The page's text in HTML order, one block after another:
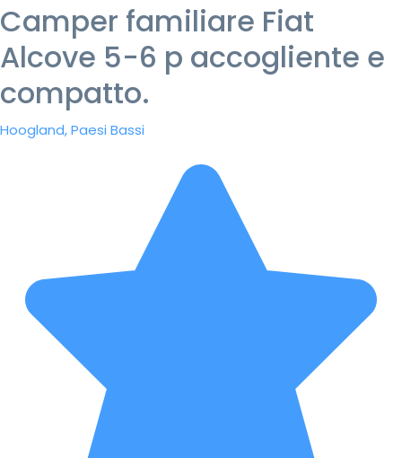
Camper familiare Fiat
Alcove 5-6 p accogliente e
compatto.
Hoogland, Paesi Bassi